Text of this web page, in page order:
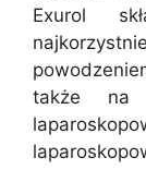
Exurol
także na